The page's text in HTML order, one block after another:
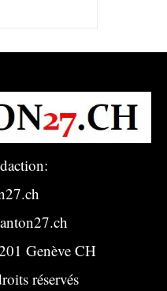
Genève CH
réservés